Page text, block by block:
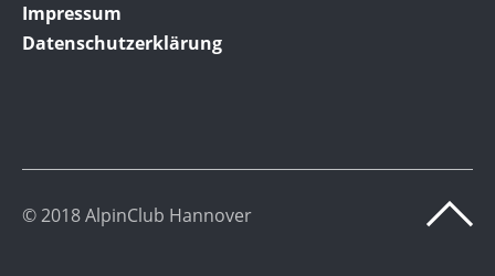
Impressum
Datenschutzerklärung
© 2018 AlpinClub Hannover